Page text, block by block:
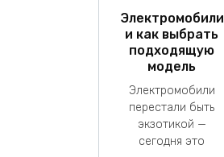
Электромобили
и как выбрать
подходящую
модель
Электромобили
перестали быть
экзотикой —
сегодня это